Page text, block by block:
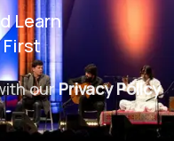
Learn
ourPrivacy Policy